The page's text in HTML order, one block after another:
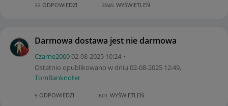
33 ODPOWIEDZI 3945 WYŚWIETLEŃ
Darmowa dostawa jest nie darmowa
Czarne2000‎02-08-2025 10:24
Ostatnio opublikowano w dniu ‎02-08-2025 12:49,
TomBanknoter
9 ODPOWIEDZI 601 WYŚWIETLEŃ